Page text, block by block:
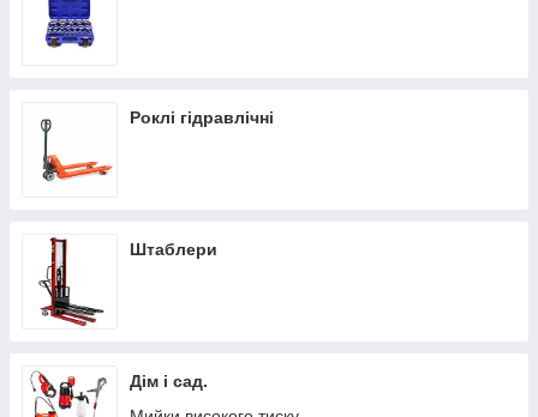
Роклі гідравлічні
Штаблери
Дім і сад.